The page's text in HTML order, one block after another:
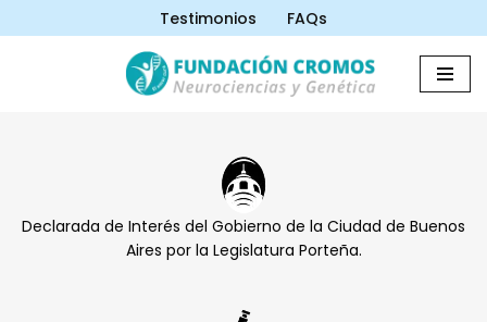
Testimonios FAQs
Declarada de Interés del Gobierno de la Ciudad de Buenos
Aires por la Legislatura Porteña.